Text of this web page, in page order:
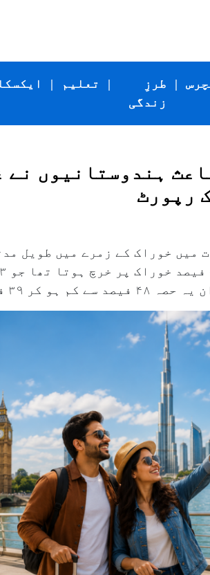
| تعلیم |
طرزِ
زندگی
|
رپورٹ
میں خوراک کے زمرے میں طویل
رہ گیا ہے۔